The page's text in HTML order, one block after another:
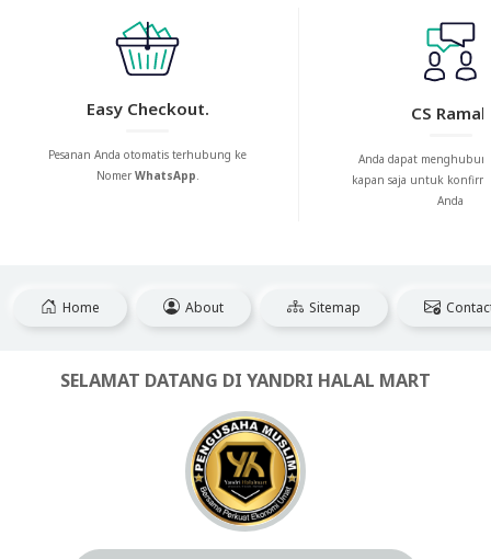
Easy Checkout.
Pesanan Anda otomatis terhubung ke
Nomer WhatsApp.
CS Ramah
Anda dapat
kapan saja untuk
Anda
Home About Sitemap
SELAMAT DATANG DI YANDRI HALAL MART